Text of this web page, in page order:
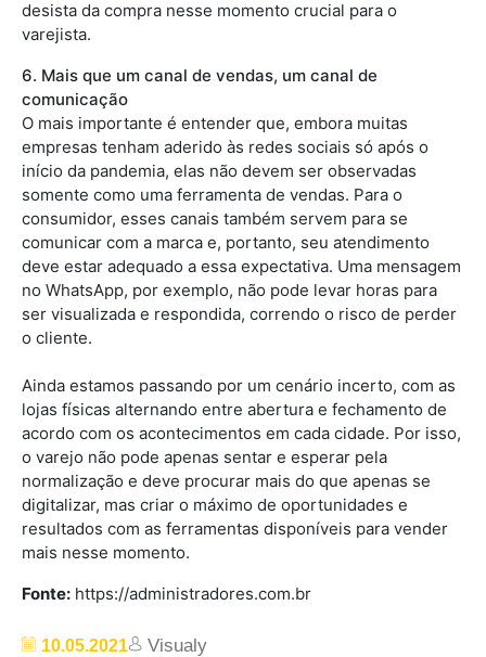
desista da compra nesse momento crucial para o
varejista.
6. Mais que um canal de vendas, um canal de
comunicação
O mais importante é entender que, embora muitas
empresas tenham aderido às redes sociais só após o
início da pandemia, elas não devem ser observadas
somente como uma ferramenta de vendas. Para o
consumidor, esses canais também servem para se
comunicar com a marca e, portanto, seu atendimento
deve estar adequado a essa expectativa. Uma mensagem
no WhatsApp, por exemplo, não pode levar horas para
ser visualizada e respondida, correndo o risco de perder
o cliente.
Ainda estamos passando por um cenário incerto, com as
lojas físicas alternando entre abertura e fechamento de
acordo com os acontecimentos em cada cidade. Por isso,
o varejo não pode apenas sentar e esperar pela
normalização e deve procurar mais do que apenas se
digitalizar, mas criar o máximo de oportunidades e
resultados com as ferramentas disponíveis para vender
mais nesse momento.
Fonte: https://administradores.com.br
10.05.2021 Visualy